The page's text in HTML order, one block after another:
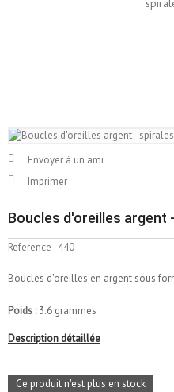
Envoyer à un ami
Imprimer
Boucles d'oreilles argent
Reference 440
Boucles d'oreilles en argent sous
Poids :3.6 grammes
Description détaillée
Ce produit n'est plus en stock